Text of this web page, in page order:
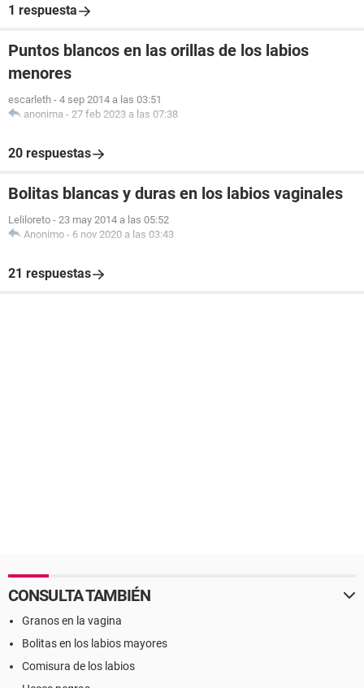
1 respuesta
Puntos blancos en las orillas de los labios
menores
escarleth - 4 sep 2014 a las 03:51
anonima - 27 feb 2023 a las 07:38
20 respuestas
Bolitas blancas y duras en los labios vaginales
Leliloreto - 23 may 2014 a las 05:52
Anonimo - 6 nov 2020 a las 03:43
21 respuestas
CONSULTA TAMBIÉN
Granos en la vagina
Bolitas en los labios mayores
Comisura de los labios